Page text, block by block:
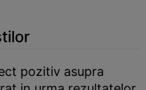
pozitiv asupra